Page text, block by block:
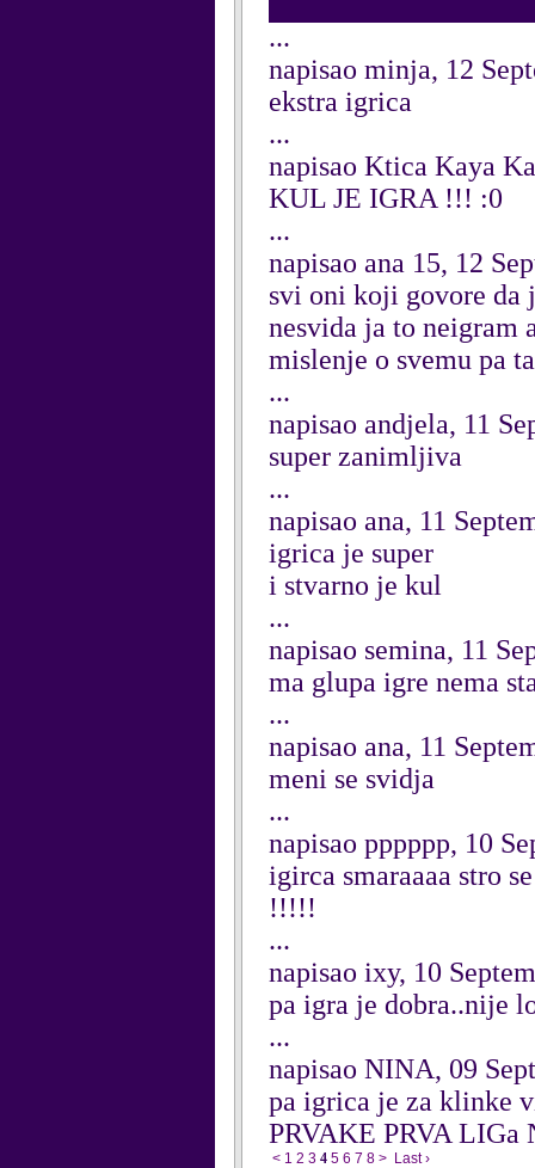
...
napisao minja, 12
ekstra igrica
...
napisao Ktica Kaya
KUL JE IGRA !!! :0
...
napisao ana 15, 12
svi oni koji govore da
nesvida ja to neigram
mislenje o svemu pa
...
napisao andjela, 11
super zanimljiva
...
napisao ana, 11
igrica je super
i stvarno je kul
...
napisao semina, 11
ma glupa igre nema
...
napisao ana, 11
meni se svidja
...
napisao pppppp, 10
igirca smaraaaa stro
!!!!!
...
napisao ixy, 10
pa igra je dobra..nije
...
napisao NINA, 09
pa igrica je za klinke
PRVAKE PRVA
< 1 2 3 4 5 6 7 8 > Last ›